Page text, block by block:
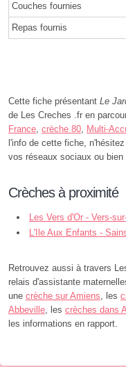
Couches fournies
Repas fournis
Cette fiche présentant Le
de Les Creches .fr en
France, crèche 80, Multi-
l'info de cette fiche,
vos réseaux sociaux ou
Crèches à proximité
Les Vers d'Or - Vers-
L'Ile Aux Enfants -
Retrouvez aussi à travers
relais d'assistante
une crèche sur Amiens, les
Abbeville, les crèches dans
les informations en rapport.